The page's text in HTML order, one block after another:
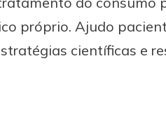
próprio. Ajudo
científicas e